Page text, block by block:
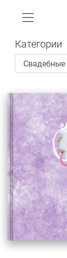
Категории